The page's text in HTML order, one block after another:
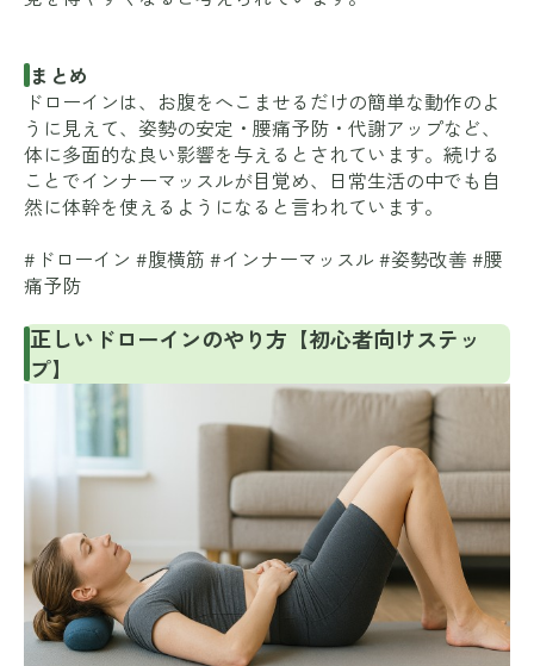
まとめ
ドローインは、お腹をへこませるだけの簡単な動作のよ
うに見えて、姿勢の安定・腰痛予防・代謝アップなど、
体に多面的な良い影響を与えるとされています。続ける
ことでインナーマッスルが目覚め、日常生活の中でも自
然に体幹を使えるようになると言われています。
#ドローイン #腹横筋 #インナーマッスル #姿勢改善 #腰
痛予防
正しいドローインのやり方【初心者向けステッ
プ】